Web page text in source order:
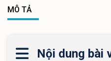
MÔ TẢ
Nội dung bài